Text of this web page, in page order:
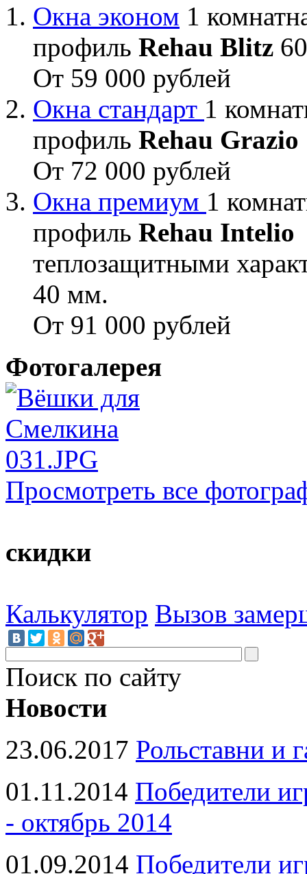
Окна эконом 1
профиль Rehau Blitz
От 59 000 рублей
Окна стандарт 1
профиль Rehau Grazio
От 72 000 рублей
Окна премиум 1
профиль Rehau Intelio
теплозащитными
40 мм.
От 91 000 рублей
Фотогалерея
Просмотреть все
скидки
Калькулятор Вызов
Поиск по сайту
Новости
23.06.2017 Рольставни и
01.11.2014 Победители
- октябрь 2014
01.09.2014 Победители